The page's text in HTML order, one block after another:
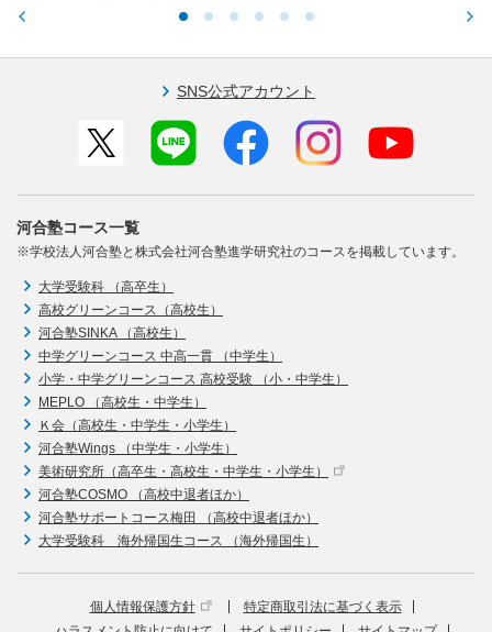
SNS公式アカウント
河合塾コース一覧
※学校法人河合塾と株式会社河合塾進学研究社のコースを掲載しています。
大学受験科 （高卒生）
高校グリーンコース（高校生）
河合塾SINKA （高校生）
中学グリーンコース 中高一貫 （中学生）
小学・中学グリーンコース 高校受験 （小・中学生）
MEPLO （高校生・中学生）
Ｋ会（高校生・中学生・小学生）
河合塾Wings （中学生・小学生）
美術研究所（高卒生・高校生・中学生・小学生）
河合塾COSMO （高校中退者ほか）
河合塾サポートコース梅田 （高校中退者ほか）
大学受験科 海外帰国生コース （海外帰国生）
個人情報保護方針
特定商取引法に基づく表示